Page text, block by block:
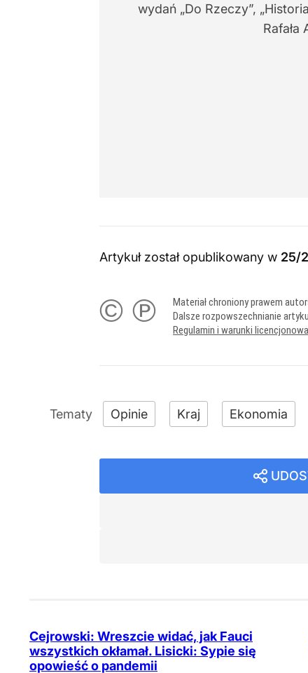
wydań „Do Rzeczy”,
Artykuł został opublikowany w 25/
© ℗
Materiał chroniony prawem
Dalsze rozpowszechnianie
Regulamin i warunki
Opinie Kraj Ekonomia
Cejrowski: Wreszcie widać, jak Fauci
wszystkich okłamał. Lisicki: Sypie się
opowieść o pandemii